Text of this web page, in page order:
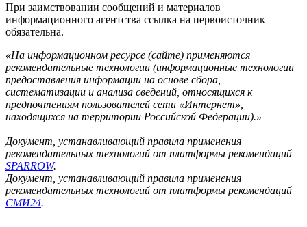
При заимствовании сообщений и материалов
информационного агентства ссылка на первоисточник
обязательна.
«На информационном ресурсе (сайте) применяются
рекомендательные технологии (информационные технологии
предоставления информации на основе сбора,
систематизации и анализа сведений, относящихся к
предпочтениям пользователей сети «Интернет»,
находящихся на территории Российской Федерации).»
Документ, устанавливающий правила применения
рекомендательных технологий от платформы рекомендаций
SPARROW.
Документ, устанавливающий правила применения
рекомендательных технологий от платформы рекомендаций
СМИ24.